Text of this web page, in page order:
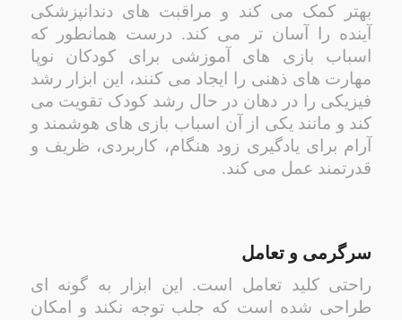
بهتر کمک می کند و مراقبت های دندانپزشکی
آینده را آسان تر می کند. درست همانطور که
اسباب بازی های آموزشی برای کودکان نوپا
مهارت های ذهنی را ایجاد می کنند، این ابزار رشد
فیزیکی را در دهان در حال رشد کودک تقویت می
کند و مانند یکی از آن اسباب بازی های هوشمند و
آرام برای یادگیری زود هنگام، کاربردی، ظریف و
قدرتمند عمل می کند.
سرگرمی و تعامل
راحتی کلید تعامل است. این ابزار به گونه ای
طراحی شده است که جلب توجه نکند و امکان